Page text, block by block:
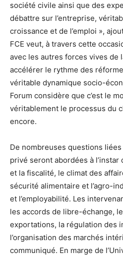
société civile ainsi que des
débattre sur l’entreprise,
croissance et de l’emploi »,
FCE veut, à travers cette
avec les autres forces vives de
accélérer le rythme des
véritable dynamique socio-
Forum considère que c’est le
véritablement le processus du
encore.
De nombreuses questions
privé seront abordées à
et la fiscalité, le climat des
sécurité alimentaire et l’agro-
et l’employabilité. Les
les accords de libre-échange,
exportations, la régulation des
l’organisation des marchés
communiqué. En marge de